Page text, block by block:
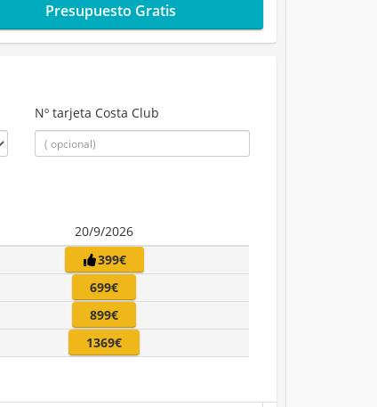
Presupuesto Gratis
Nº tarjeta Costa Club
20/9/2026
399€
699€
899€
1369€